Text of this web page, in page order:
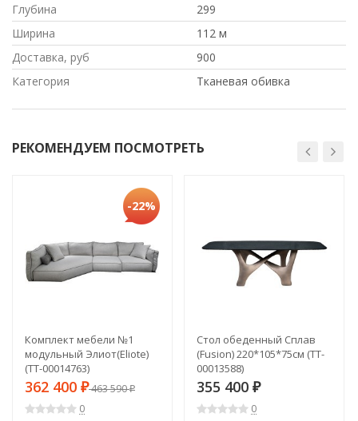
Глубина
299
Ширина
112 м
Доставка, руб
900
Категория
Тканевая обивка
РЕКОМЕНДУЕМ ПОСМОТРЕТЬ
-22%
Комплект мебели №1
модульный Элиот(Eliote)
(TT-00014763)
362 400 ₽463 590₽
0
Стол обеденный Сплав
(Fusion) 220*105*75см (TT-
00013588)
355 400 ₽
0